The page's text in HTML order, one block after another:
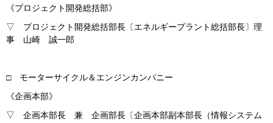
《プロジェクト開発総括部》
▽ プロジェクト開発総括部長〔エネルギープラント総括部長〕理
事 山崎 誠一郎
□ モーターサイクル＆エンジンカンパニー
《企画本部》
▽ 企画本部長 兼 企画部長〔企画本部副本部長（情報システム